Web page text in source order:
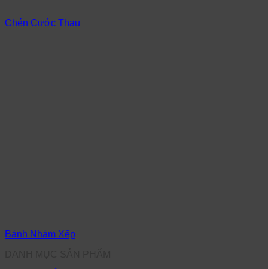
Chén Cước Thau
Bánh Nhám Xếp